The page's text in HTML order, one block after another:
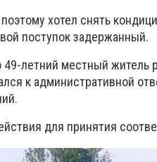
хотел снять
поступок задержанный.
49-летний местный житель
к административной
для принятия